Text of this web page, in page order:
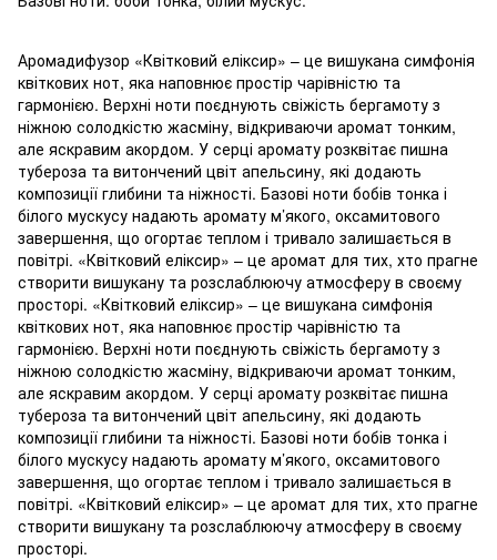
Аромадифузор «Квітковий еліксир» – це вишукана симфонія
квіткових нот, яка наповнює простір чарівністю та
гармонією. Верхні ноти поєднують свіжість бергамоту з
ніжною солодкістю жасміну, відкриваючи аромат тонким,
але яскравим акордом. У серці аромату розквітає пишна
тубероза та витончений цвіт апельсину, які додають
композиції глибини та ніжності. Базові ноти бобів тонка і
білого мускусу надають аромату м’якого, оксамитового
завершення, що огортає теплом і тривало залишається в
повітрі. «Квітковий еліксир» – це аромат для тих, хто прагне
створити вишукану та розслаблюючу атмосферу в своєму
просторі. «Квітковий еліксир» – це вишукана симфонія
квіткових нот, яка наповнює простір чарівністю та
гармонією. Верхні ноти поєднують свіжість бергамоту з
ніжною солодкістю жасміну, відкриваючи аромат тонким,
але яскравим акордом. У серці аромату розквітає пишна
тубероза та витончений цвіт апельсину, які додають
композиції глибини та ніжності. Базові ноти бобів тонка і
білого мускусу надають аромату м’якого, оксамитового
завершення, що огортає теплом і тривало залишається в
повітрі. «Квітковий еліксир» – це аромат для тих, хто прагне
створити вишукану та розслаблюючу атмосферу в своєму
просторі.